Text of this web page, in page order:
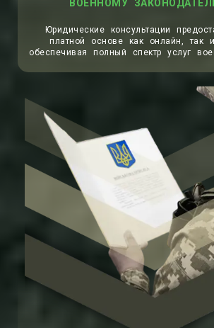
ВОЕННОМУ
Юридические консультации
платной основе как онлайн, так
обеспечивая полный спектр услуг